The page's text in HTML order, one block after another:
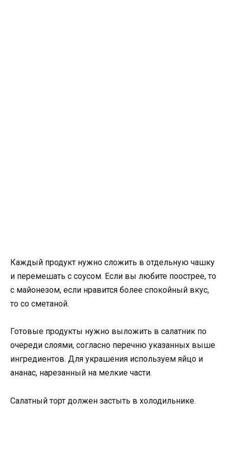
Каждый продукт нужно сложить в отдельную чашку
и перемешать с соусом. Если вы любите поострее, то
с майонезом, если нравится более спокойный вкус,
то со сметаной.
Готовые продукты нужно выложить в салатник по
очереди слоями, согласно перечню указанных выше
ингредиентов. Для украшения используем яйцо и
ананас, нарезанный на мелкие части.
Салатный торт должен застыть в холодильнике.